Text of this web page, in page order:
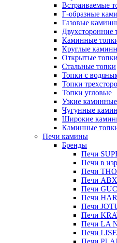
Встраиваемые
Г-образные
Газовые
Двухсторонние
Каминные
Круглые
Открытые
Стальные топки
Топки с
Топки
Топки угловые
Узкие
Чугунные
Широкие
Каминные
Печи камины
Бренды
Печи
Печи в
Печи
Печи
Печи
Печи
Печи
Печи
Печи LA
Печи
Печи